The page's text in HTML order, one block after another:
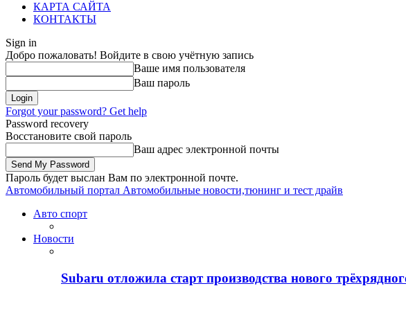
КАРТА САЙТА
КОНТАКТЫ
Sign in
Добро пожаловать! Войдите в свою учётную запись
Ваше имя пользователя
Ваш пароль
Forgot your password? Get help
Password recovery
Восстановите свой пароль
Ваш адрес электронной почты
Пароль будет выслан Вам по электронной почте.
Автомобильный портал Автомобильные новости,тюнинг и тест драйв
Авто спорт
Новости
Subaru отложила старт производства нового